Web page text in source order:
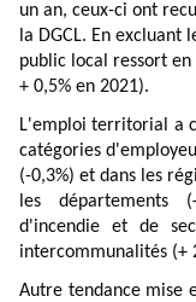
un an, ceux-ci ont
la DGCL. En
public local ressort en
+ 0,5% en 2021).
L'emploi territorial a
catégories
(-0,3%) et dans les
les départements
d'incendie et de
intercommunalités (+
Autre tendance mise